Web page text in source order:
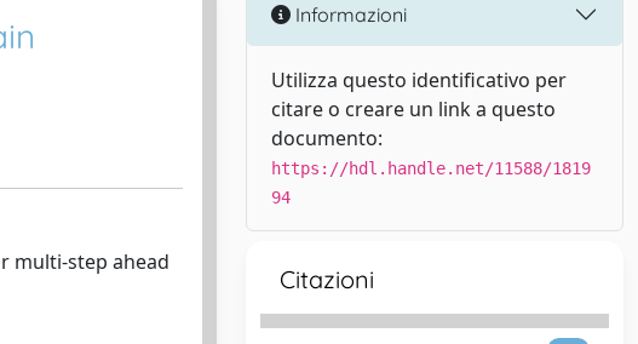
multi-step ahead
Informazioni
Utilizza questo identificativo per
citare o creare un link a questo
documento:
https://hdl.handle.net/11588/1819
94
Citazioni